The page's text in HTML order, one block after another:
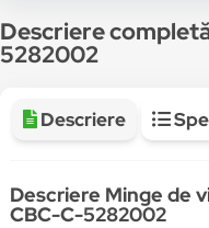
Descriere
5282002
Descriere
Descriere Minge de
CBC-C-5282002